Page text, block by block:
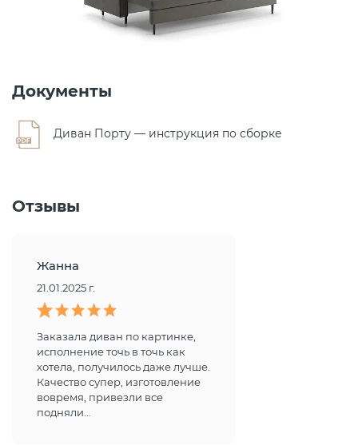
Документы
Диван Порту — инструкция по сборке
Отзывы
Жанна
21.01.2025 г.
Заказала диван по картинке,
исполнение точь в точь как
хотела, получилось даже лучше.
Качество супер, изготовление
вовремя, привезли все
подняли…